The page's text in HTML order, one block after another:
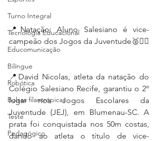
Turno Integral
Tecnologia Educacional
Educomunicação
Bilíngue
Robótica
Bolsas filantrópicas
Teste
Pedagógico
📍Natação: Aluno Salesiano é vice-
campeão dos Jogos da Juventude🥈🏊‍♂️
📍David Nicolas, atleta da natação do
Colégio Salesiano Recife, garantiu o 2º
lugar nos Jogos Escolares da
Juventude (JEJ), em Blumenau-SC. A
prata foi conquistada nos 50m costas,
dando ao atleta o título de vice-